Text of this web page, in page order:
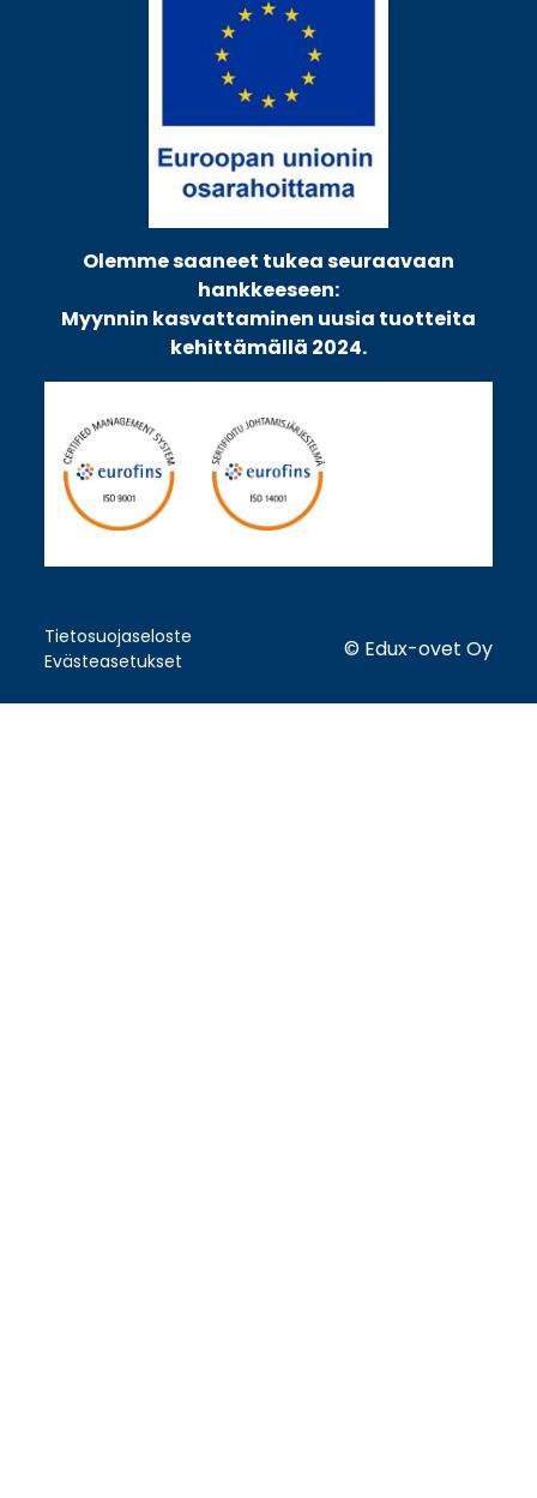
Olemme saaneet tukea seuraavaan
hankkeeseen:
Myynnin kasvattaminen uusia tuotteita
kehittämällä 2024.
Tietosuojaseloste
Evästeasetukset
© Edux-ovet Oy